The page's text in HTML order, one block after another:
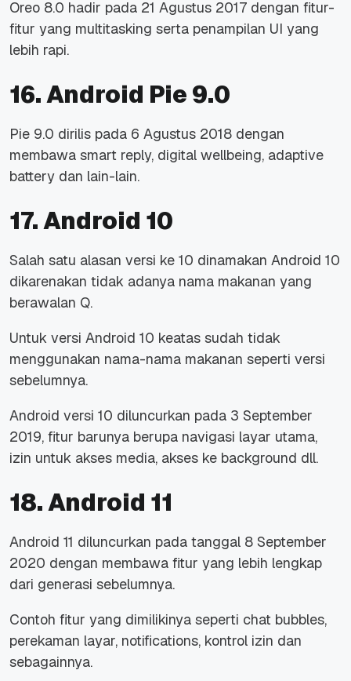
Oreo 8.0 hadir pada 21 Agustus 2017 dengan fitur-
fitur yang multitasking serta penampilan UI yang
lebih rapi.
16. Android Pie 9.0
Pie 9.0 dirilis pada 6 Agustus 2018 dengan
membawa smart reply, digital wellbeing, adaptive
battery dan lain-lain.
17. Android 10
Salah satu alasan versi ke 10 dinamakan Android 10
dikarenakan tidak adanya nama makanan yang
berawalan Q.
Untuk versi Android 10 keatas sudah tidak
menggunakan nama-nama makanan seperti versi
sebelumnya.
Android versi 10 diluncurkan pada 3 September
2019, fitur barunya berupa navigasi layar utama,
izin untuk akses media, akses ke background dll.
18. Android 11
Android 11 diluncurkan pada tanggal 8 September
2020 dengan membawa fitur yang lebih lengkap
dari generasi sebelumnya.
Contoh fitur yang dimilikinya seperti chat bubbles,
perekaman layar, notifications, kontrol izin dan
sebagainnya.